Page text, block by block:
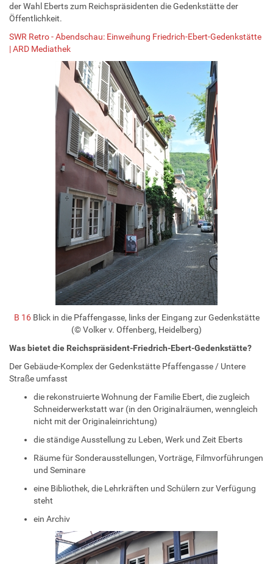
der Wahl Eberts zum Reichspräsidenten die Gedenkstätte der
Öffentlichkeit.
SWR Retro - Abendschau: Einweihung Friedrich-Ebert-Gedenkstätte
| ARD Mediathek
B 16Blick in die Pfaffengasse, links der Eingang zur Gedenkstätte
(© Volker v. Offenberg, Heidelberg)
Was bietet die Reichspräsident-Friedrich-Ebert-Gedenkstätte?
Der Gebäude-Komplex der Gedenkstätte Pfaffengasse / Untere
Straße umfasst
die rekonstruierte Wohnung der Familie Ebert, die zugleich
Schneiderwerkstatt war (in den Originalräumen, wenngleich
nicht mit der Originaleinrichtung)
die ständige Ausstellung zu Leben, Werk und Zeit Eberts
Räume für Sonderausstellungen, Vorträge, Filmvorführungen
und Seminare
eine Bibliothek, die Lehrkräften und Schülern zur Verfügung
steht
ein Archiv